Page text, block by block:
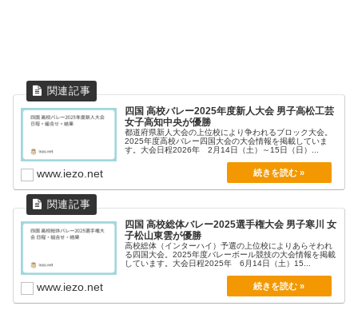
四国 高校バレー2025年度新人大会 男子高松工芸
女子高知中央が優勝
都道府県新人大会の上位校により争われるブロック大会。
2025年度高校バレー四国大会の大会情報を掲載していま
す。大会日程2026年 2月14日（土）～15日（日）...
www.iezo.net
四国 高校総体バレー2025選手権大会 男子寒川 女
子松山東雲が優勝
高校総体（インターハイ）予選の上位校によりあらそわれ
る四国大会。2025年度バレーボール競技の大会情報を掲載
しています。大会日程2025年 6月14日（土）15...
www.iezo.net